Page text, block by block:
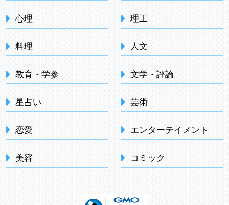
心理
料理
教育・学参
星占い
恋愛
美容
理工
人文
文学・評論
芸術
エンターテイメント
コミック